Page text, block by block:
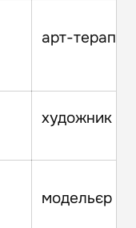
арт-
художник
модельєр